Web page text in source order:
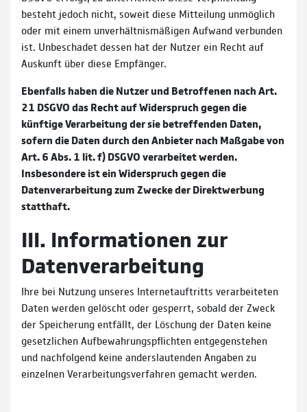
besteht jedoch nicht, soweit diese Mitteilung unmöglich
oder mit einem unverhältnismäßigen Aufwand verbunden
ist. Unbeschadet dessen hat der Nutzer ein Recht auf
Auskunft über diese Empfänger.
Ebenfalls haben die Nutzer und Betroffenen nach Art.
21 DSGVO das Recht auf Widerspruch gegen die
künftige Verarbeitung der sie betreffenden Daten,
sofern die Daten durch den Anbieter nach Maßgabe von
Art. 6 Abs. 1 lit. f) DSGVO verarbeitet werden.
Insbesondere ist ein Widerspruch gegen die
Datenverarbeitung zum Zwecke der Direktwerbung
statthaft.
III. Informationen zur
Datenverarbeitung
Ihre bei Nutzung unseres Internetauftritts verarbeiteten
Daten werden gelöscht oder gesperrt, sobald der Zweck
der Speicherung entfällt, der Löschung der Daten keine
gesetzlichen Aufbewahrungspflichten entgegenstehen
und nachfolgend keine anderslautenden Angaben zu
einzelnen Verarbeitungsverfahren gemacht werden.